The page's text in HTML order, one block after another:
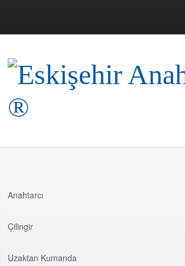
Anahtarcı
Çilingir
Uzaktan Kumanda